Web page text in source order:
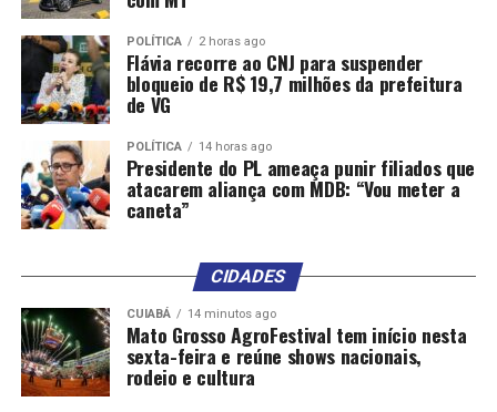
POLÍTICA 2 horas ago
Flávia recorre ao CNJ para suspender
bloqueio de R$ 19,7 milhões da prefeitura
de VG
POLÍTICA 14 horas ago
Presidente do PL ameaça punir filiados que
atacarem aliança com MDB: “Vou meter a
caneta”
CIDADES
CUIABÁ 14 minutos ago
Mato Grosso AgroFestival tem início nesta
sexta-feira e reúne shows nacionais,
rodeio e cultura